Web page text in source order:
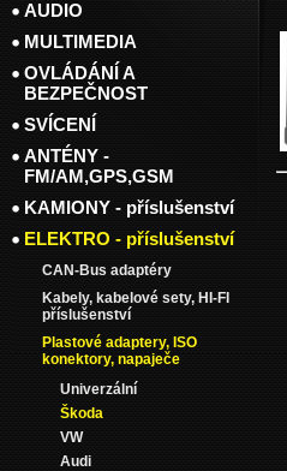
AUDIO
MULTIMEDIA
OVLÁDÁNÍ A
BEZPEČNOST
SVÍCENÍ
ANTÉNY -
FM/AM,GPS,GSM
KAMIONY - příslušenství
ELEKTRO - příslušenství
CAN-Bus adaptéry
Kabely, kabelové sety, HI-FI
příslušenství
Plastové adaptery, ISO
konektory, napaječe
Univerzální
Škoda
VW
Audi